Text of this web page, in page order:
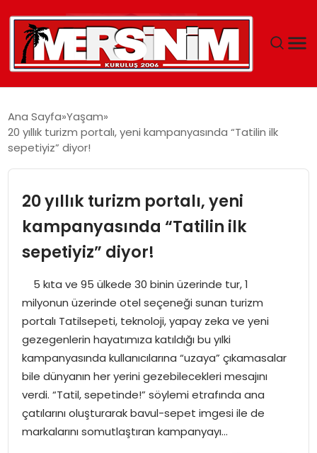
YAŞAM
SAĞLIK
EĞITIM
SPOR
EKONOMI
MAGAZIN
DÜNYA
OTOMOBIL
Ana Sayfa Yaşam
20 yıllık turizm portalı, yeni kampanyasında “Tatilin ilk
sepetiyiz” diyor!
20 yıllık turizm portalı, yeni
kampanyasında “Tatilin ilk
sepetiyiz” diyor!
5 kıta ve 95 ülkede 30 binin üzerinde tur, 1
milyonun üzerinde otel seçeneği sunan turizm
portalı Tatilsepeti, teknoloji, yapay zeka ve yeni
gezegenlerin hayatımıza katıldığı bu yılki
kampanyasında kullanıcılarına “uzaya” çıkamasalar
bile dünyanın her yerini gezebilecekleri mesajını
verdi. “Tatil, sepetinde!” söylemi etrafında ana
çatılarını oluşturarak bavul-sepet imgesi ile de
markalarını somutlaştıran kampanyayı…